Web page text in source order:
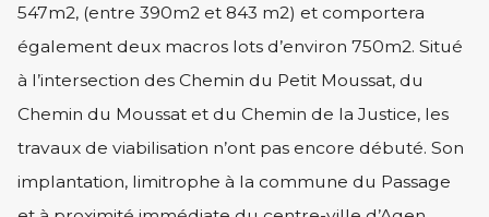
547m2, (entre 390m2 et 843 m2) et comportera
également deux macros lots d’environ 750m2. Situé
à l’intersection des Chemin du Petit Moussat, du
Chemin du Moussat et du Chemin de la Justice, les
travaux de viabilisation n’ont pas encore débuté. Son
implantation, limitrophe à la commune du Passage